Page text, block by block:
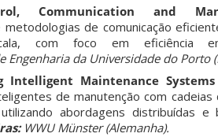
Communication and
metodologias de comunicação
com foco em eficiência
Engenharia da Universidade do Porto
Intelligent Maintenance
de manutenção com
abordagens distribuídas
WWU Münster (Alemanha).